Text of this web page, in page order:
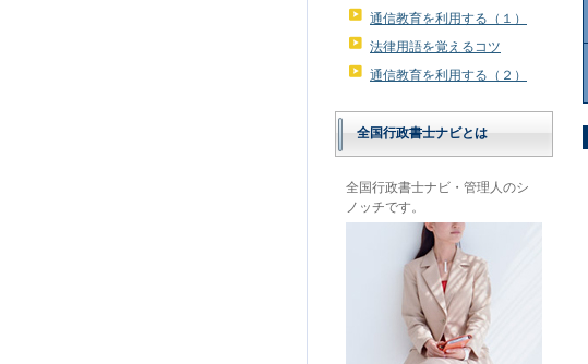
通信教育を利用する（１）
法律用語を覚えるコツ
通信教育を利用する（２）
全国行政書士ナビとは
全国行政書士ナビ・管理人のシ
ノッチです。